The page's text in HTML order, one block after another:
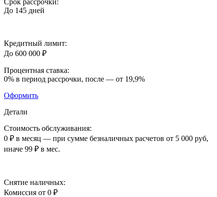
Срок рассрочки:
До 145 дней
Кредитный лимит:
До 600 000 ₽
Процентная ставка:
0% в период рассрочки, после — от 19,9%
Оформить
Детали
Стоимость обслуживания:
0 ₽ в месяц — при сумме безналичных расчетов от 5 000 руб,
иначе 99 ₽ в мес.
Снятие наличных:
Комиссия от 0 ₽